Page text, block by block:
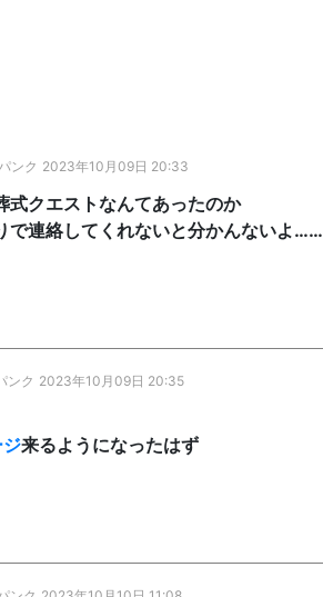
ンク 2023年10月09日 20:33
式クエストなんてあったのか
で連絡してくれないと分かんないよ……
ンク 2023年10月09日 20:35
ジ来るようになったはず